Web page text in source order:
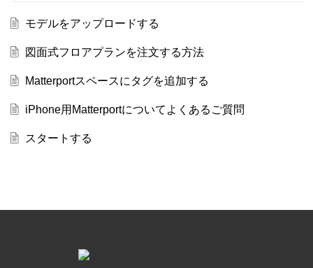
モデルをアップロードする
図面式フロアプランを注文する方法
Matterportスペースにタグを追加する
iPhone用Matterportについてよくあるご質問
スタートする